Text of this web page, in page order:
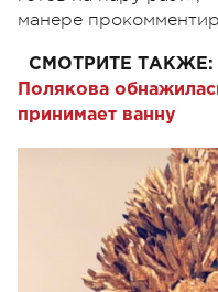
манере
СМОТРИТЕ ТАКЖЕ:
Полякова
принимает ванну